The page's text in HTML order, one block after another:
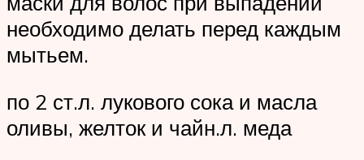
необходимо делать перед каждым
мытьем.
по 2 ст.л. лукового сока и масла
оливы, желток и чайн.л. меда